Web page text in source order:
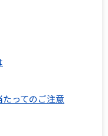
ってのご注意